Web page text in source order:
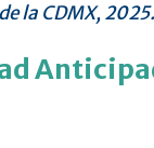
la CDMX, 2025.